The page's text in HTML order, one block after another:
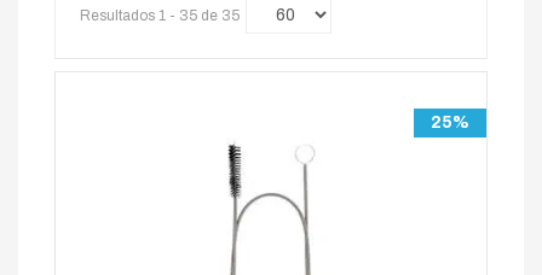
Resultados 1 - 35 de 35
25%